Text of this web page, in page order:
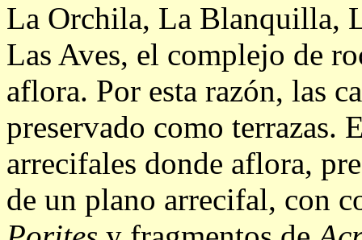
La Orchila, La Blanquilla,
Las Aves, el complejo de
aflora. Por esta razón, las
preservado como terrazas.
arrecifales donde aflora,
de un plano arrecifal, con